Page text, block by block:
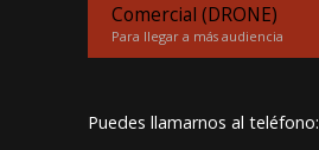
Comercial (DRONE)
Para llegar a más audiencia
Puedes llamarnos al teléfono: